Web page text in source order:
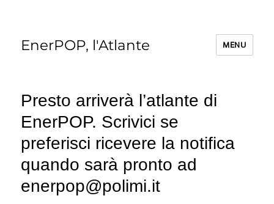
EnerPOP, l'Atlante MENU
Presto arriverà l’atlante di
EnerPOP. Scrivici se
preferisci ricevere la notifica
quando sarà pronto ad
enerpop@polimi.it